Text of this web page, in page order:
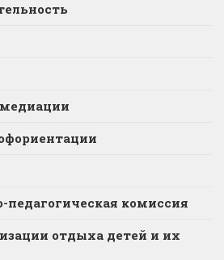
комиссия
отдыха детей и их